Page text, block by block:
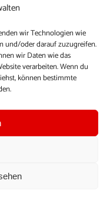
wir Technologien wie
und/oder darauf zuzugreifen.
wir Daten wie das
verarbeiten. Wenn du
können bestimmte
und
Du musst
zu können, ein
und zu